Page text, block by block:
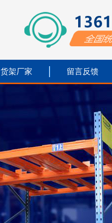
货架厂家 留言反馈